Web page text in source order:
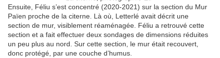
Ensuite, Féliu s’est concentré (2020-2021) sur la section du Mur
Païen proche de la citerne. Là où, Letterlé avait décrit une
section de mur, visiblement réaménagée. Féliu a retrouvé cette
section et a fait effectuer deux sondages de dimensions réduites
un peu plus au nord. Sur cette section, le mur était recouvert,
donc protégé, par une couche d’humus.